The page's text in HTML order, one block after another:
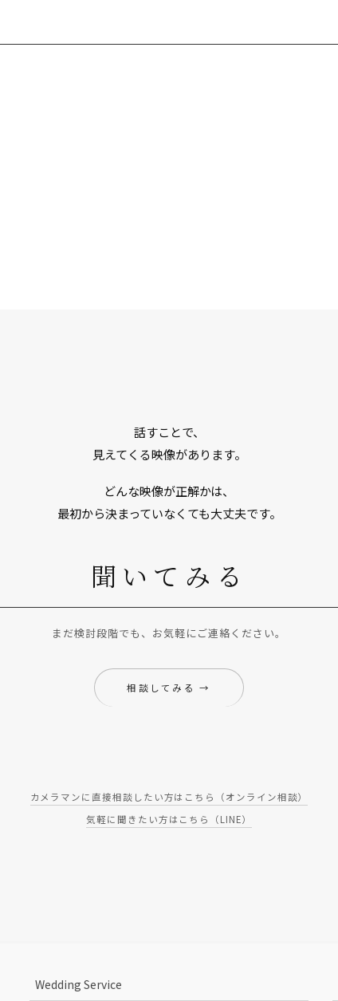
話すことで、
見えてくる映像があります。
どんな映像が正解かは、
最初から決まっていなくても大丈夫です。
聞いてみる
まだ検討段階でも、お気軽にご連絡ください。
相談してみる →
カメラマンに直接相談したい方はこちら（オンライン相談）
気軽に聞きたい方はこちら（LINE）
Wedding Service